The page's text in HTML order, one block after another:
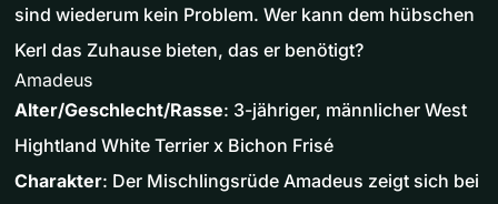
sind wiederum kein Problem. Wer kann dem hübschen
Kerl das Zuhause bieten, das er benötigt?
Amadeus
Alter/Geschlecht/Rasse: 3-jähriger, männlicher West
Hightland White Terrier x Bichon Frisé
Charakter: Der Mischlingsrüde Amadeus zeigt sich bei